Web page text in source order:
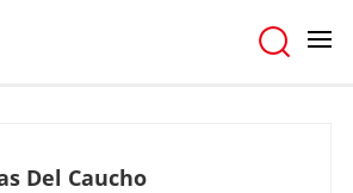
Del Caucho